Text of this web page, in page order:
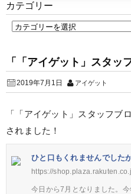
カテゴリー
「「アイゲット」スタッ
2019年7月1日 アイゲット
「「アイゲット」スタッフブ
されました！
ひと口もくれませんでした
https://
今日から7月となりました。